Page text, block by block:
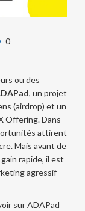
0
ou des
, un projet
(airdrop) et un
Offering.Dans
attirent
Mais avant de
rapide, il est
agressif
sur ADAPad